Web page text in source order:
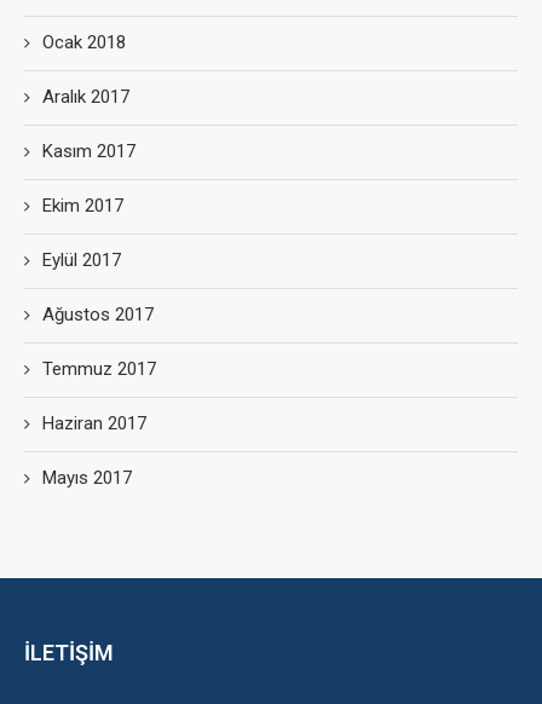
Ocak 2018
Aralık 2017
Kasım 2017
Ekim 2017
Eylül 2017
Ağustos 2017
Temmuz 2017
Haziran 2017
Mayıs 2017
İLETİŞİM